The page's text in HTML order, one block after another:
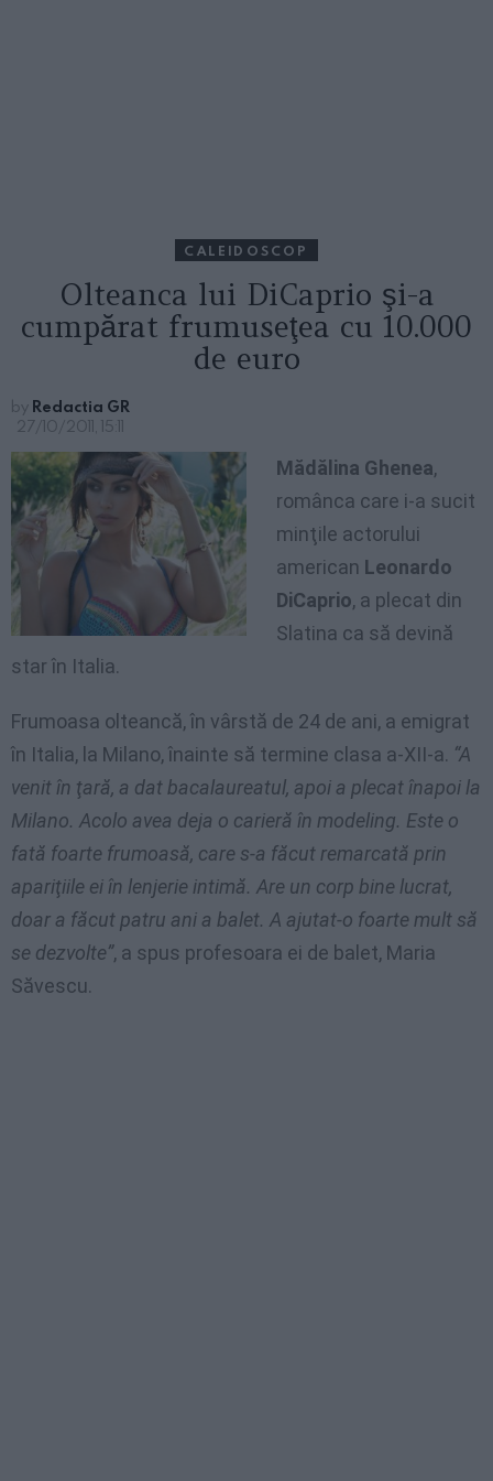
CALEIDOSCOP
Olteanca lui DiCaprio şi-a
cumpărat frumuseţea cu 10.000
de euro
by Redactia GR
27/10/2011, 15:11
Mădălina Ghenea,
românca care i-a sucit
minţile actorului
american Leonardo
DiCaprio, a plecat din
Slatina ca să devină
star în Italia.
Frumoasa olteancă, în vârstă de 24 de ani, a emigrat
în Italia, la Milano, înainte să termine clasa a-XII-a. “A
venit în ţară, a dat bacalaureatul, apoi a plecat înapoi la
Milano. Acolo avea deja o carieră în modeling. Este o
fată foarte frumoasă, care s-a făcut remarcată prin
apariţiile ei în lenjerie intimă. Are un corp bine lucrat,
doar a făcut patru ani a balet. A ajutat-o foarte mult să
se dezvolte”, a spus profesoara ei de balet, Maria
Săvescu.